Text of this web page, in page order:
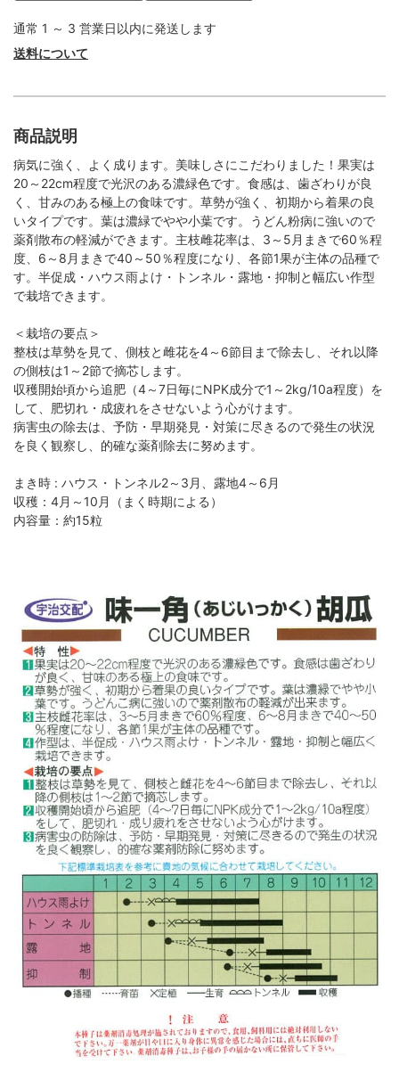
通常 1 ～ 3 営業日以内に発送します
送料について
商品説明
病気に強く、よく成ります。美味しさにこだわりました！果実は
20～22cm程度で光沢のある濃緑色です。食感は、歯ざわりが良
く、甘みのある極上の食味です。草勢が強く、初期から着果の良
いタイプです。葉は濃緑でやや小葉です。うどん粉病に強いので
薬剤散布の軽減ができます。主枝雌花率は、3～5月まきで60％程
度、6～8月まきで40～50％程度になり、各節1果が主体の品種で
す。半促成・ハウス雨よけ・トンネル・露地・抑制と幅広い作型
で栽培できます。
＜栽培の要点＞
整枝は草勢を見て、側枝と雌花を4～6節目まで除去し、それ以降
の側枝は1～2節で摘芯します。
収穫開始頃から追肥（4～7日毎にNPK成分で1～2kg/10a程度）を
して、肥切れ・成疲れをさせないよう心がけます。
病害虫の除去は、予防・早期発見・対策に尽きるので発生の状況
を良く観察し、的確な薬剤除去に努めます。
まき時 : ハウス・トンネル2～3月、露地4～6月
収穫：4月～10月（まく時期による）
内容量：約15粒